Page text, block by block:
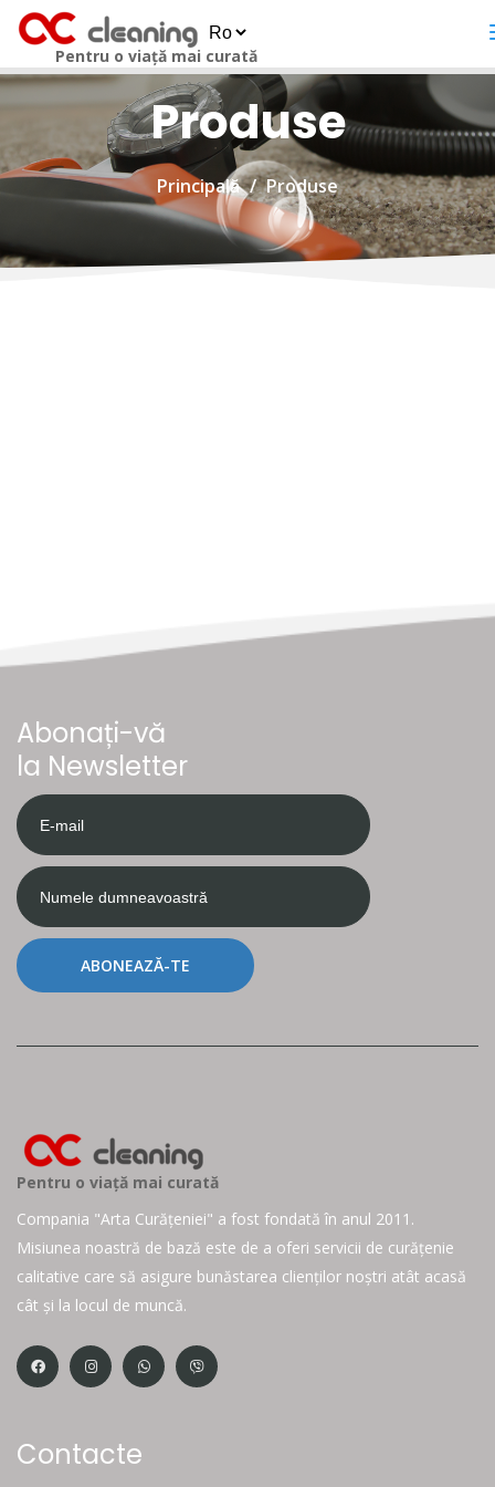
Pentru o viață mai curată
Produse
Principală Produse
Abonați-vă
la Newsletter
ABONEAZĂ-TE
Pentru o viață mai curată
Compania "Arta Curățeniei" a fost fondată în anul 2011.
Misiunea noastră de bază este de a oferi servicii de curățenie
calitative care să asigure bunăstarea clienților noștri atât acasă
cât și la locul de muncă.
Contacte